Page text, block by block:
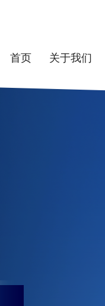
首页 关于我们